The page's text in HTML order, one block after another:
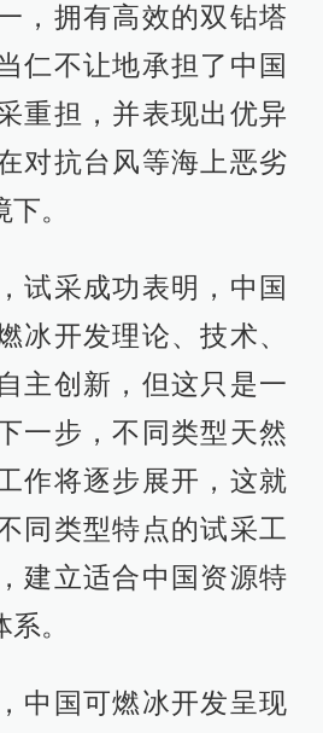
，拥有高效的双钻塔
仁不让地承担了中国
重担，并表现出优异
对抗台风等海上恶劣
。
试采成功表明，中国
冰开发理论、技术、
主创新，但这只是一
一步，不同类型天然
作将逐步展开，这就
同类型特点的试采工
建立适合中国资源特
。
中国可燃冰开发呈现